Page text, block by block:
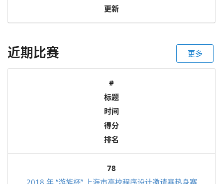
更新
近期比赛 更多
#
标题
时间
得分
排名
78